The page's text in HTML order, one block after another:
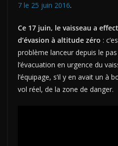
7 le 25 juin 2016.
Ce 17 juin, le vaisseau a
d’évasion à altitude zéro :
problème lanceur depuis le
l’évacuation en urgence du
l’équipage, s’il y en avait un à
vol réel, de la zone de danger.